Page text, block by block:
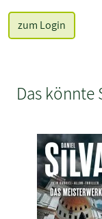
zum Login
Das könnte